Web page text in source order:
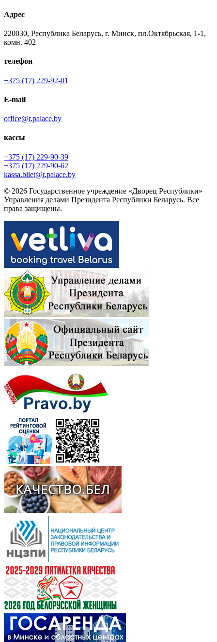
Адрес
220030, Республика Беларусь, г. Минск, пл.Октябрьская, 1-1,
комн. 402
телефон
+375 (17) 229-92-01
E-mail
office@r.palace.by
кассы
+375 (17) 229-90-39
+375 (17) 229-90-62
kassa.bilet@r.palace.by
© 2026 Государственное учреждение «Дворец Республики»
Управления делами Президента Республики Беларусь. Все
права защищены.